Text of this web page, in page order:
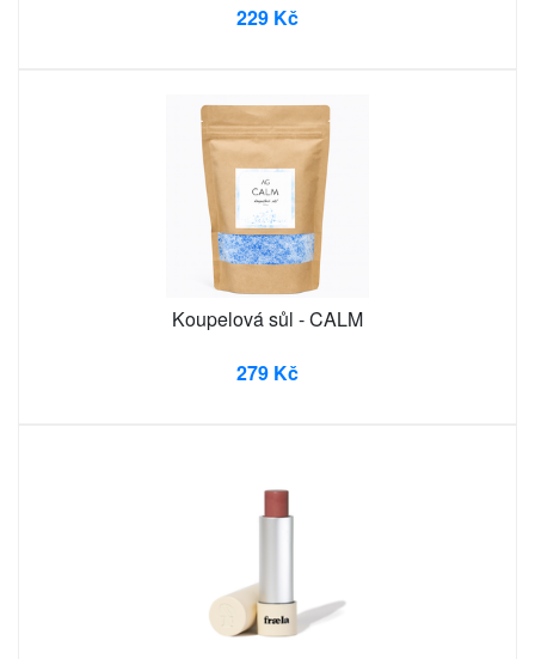
229 Kč
Koupelová sůl - CALM
279 Kč